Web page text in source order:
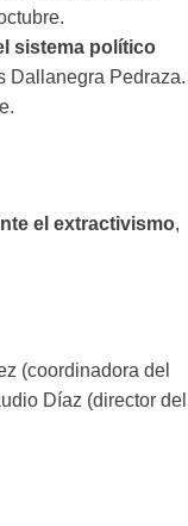
sistema político
Dallanegra Pedraza.
el extractivismo,
(coordinadora del
Díaz (director del